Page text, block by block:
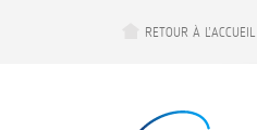
RETOUR À L’ACCUEIL